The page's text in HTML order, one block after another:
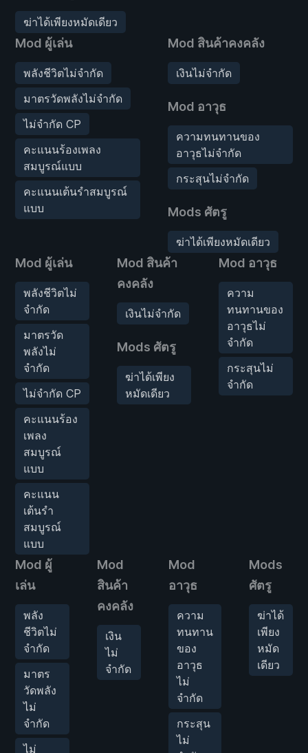
ฆ่าได้เพียงหมัดเดียว
Mod ผู้เล่น
พลังชีวิตไม่จำกัด
มาตรวัดพลังไม่จำกัด
ไม่จำกัด CP
คะแนนร้องเพลง
สมบูรณ์แบบ
คะแนนเต้นรำสมบูรณ์
แบบ
Mod สินค้าคงคลัง
เงินไม่จำกัด
Mod อาวุธ
ความทนทานของ
อาวุธไม่จำกัด
กระสุนไม่จำกัด
Mods ศัตรู
ฆ่าได้เพียงหมัดเดียว
Mod ผู้เล่น
พลังชีวิตไม่
จำกัด
มาตรวัด
พลังไม่
จำกัด
ไม่จำกัด CP
คะแนนร้อง
เพลง
สมบูรณ์
แบบ
คะแนน
เต้นรำ
สมบูรณ์
แบบ
Mod สินค้า
คงคลัง
เงินไม่จำกัด
Mods ศัตรู
ฆ่าได้เพียง
หมัดเดียว
Mod อาวุธ
ความ
ทนทานของ
อาวุธไม่
จำกัด
กระสุนไม่
จำกัด
Mod ผู้
เล่น
พลัง
ชีวิตไม่
จำกัด
มาตร
วัดพลัง
ไม่
จำกัด
ไม่
Mod
สินค้า
คงคลัง
เงิน
ไม่
จำกัด
Mod
อาวุธ
ความ
ทนทาน
ของ
อาวุธ
ไม่
จำกัด
กระสุน
ไม่
Mods
ศัตรู
ฆ่าได้
เพียง
หมัด
เดียว